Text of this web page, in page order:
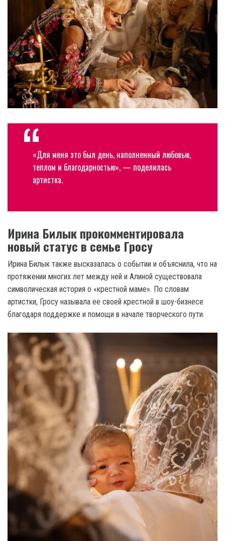
«Для меня это был день, наполненный любовью,
теплом и благодарностью», — поделилась
артистка.
Ирина Билык прокомментировала
новый статус в семье Гросу
Ирина Билык также высказалась о событии и объяснила, что на
протяжении многих лет между ней и Алиной существовала
символическая история о «крестной маме». По словам
артистки, Гросу называла ее своей крестной в шоу-бизнесе
благодаря поддержке и помощи в начале творческого пути.